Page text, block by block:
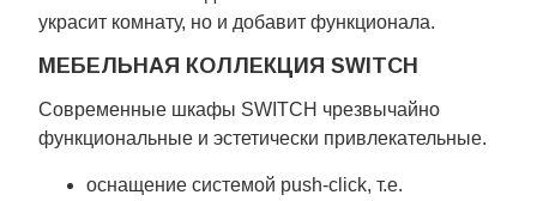
украсит комнату, но и добавит функционала.
МЕБЕЛЬНАЯ КОЛЛЕКЦИЯ SWITCH
Современные шкафы SWITCH чрезвычайно
функциональные и эстетически привлекательные.
оснащение системой push-click, т.е.